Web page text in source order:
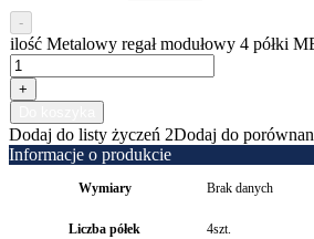
-
ilość Metalowy regał modułowy 4 półki
+
Dodaj do listy życzeń 2Dodaj do
Informacje o produkcie
Wymiary Brak danych
Liczba półek 4szt.